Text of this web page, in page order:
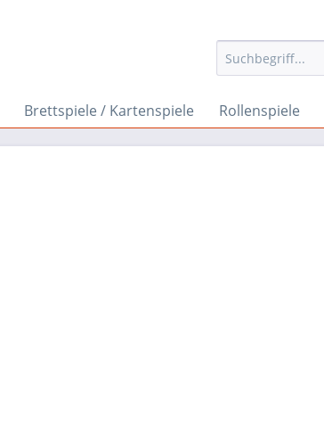
Brettspiele / Kartenspiele Rollenspiele